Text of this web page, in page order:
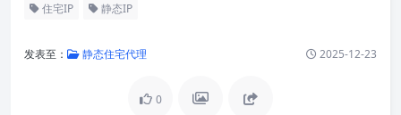
住宅IP 静态IP
发表至： 静态住宅代理 2025-12-23
0